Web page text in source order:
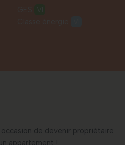
de devenir propriétaire
appartement !